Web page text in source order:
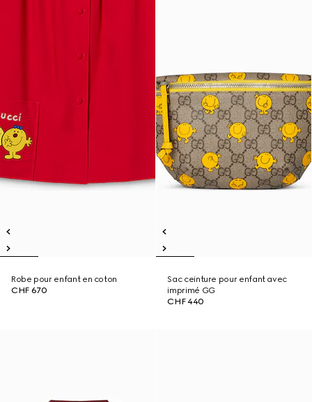
Robe pour enfant en coton
CHF 670
Sac ceinture pour enfant avec
imprimé GG
CHF 440